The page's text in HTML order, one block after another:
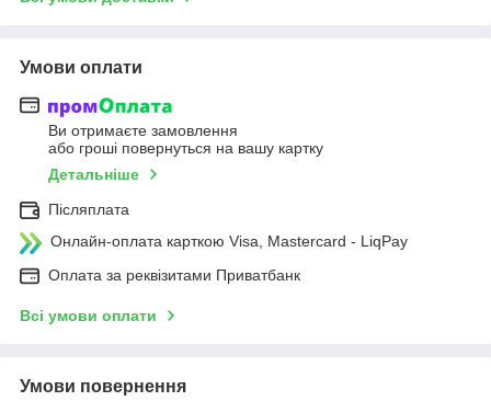
Умови оплати
Ви отримаєте замовлення
або гроші повернуться на вашу картку
Детальніше
Післяплата
Онлайн-оплата карткою Visa, Mastercard - LiqPay
Оплата за реквізитами Приватбанк
Всі умови оплати
Умови повернення